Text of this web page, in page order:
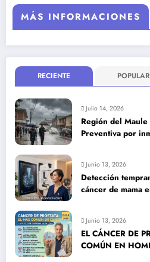
MÁS INFORMACIONES
RECIENTE POPULAR
Julio 14, 2026
Región del
Preventiva por
Junio 13, 2026
Detección
cáncer de mama
Junio 13, 2026
EL CÁNCER DE
COMÚN EN